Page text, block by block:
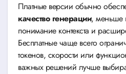
Платные версии обычно
качество генерации, меньше
понимание контекста и
Бесплатные чаще всего
токенов, скорости или
важных решений лучше